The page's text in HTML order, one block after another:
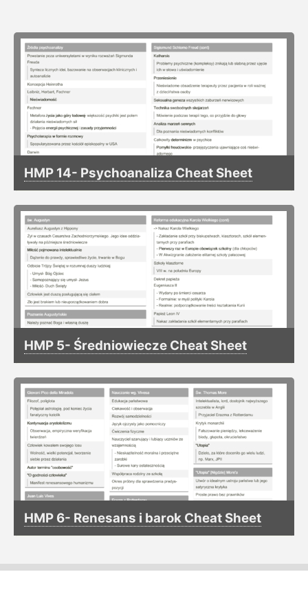
HMP 14- Psychoanaliza Cheat Sheet
HMP 5- Średniowiecze Cheat Sheet
HMP 6- Renesans i barok Cheat Sheet